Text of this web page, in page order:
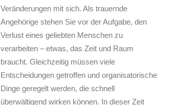
Veränderungen mit sich. Als trauernde
Angehörige stehen Sie vor der Aufgabe, den
Verlust eines geliebten Menschen zu
verarbeiten – etwas, das Zeit und Raum
braucht. Gleichzeitig müssen viele
Entscheidungen getroffen und organisatorische
Dinge geregelt werden, die schnell
überwältigend wirken können. In dieser Zeit